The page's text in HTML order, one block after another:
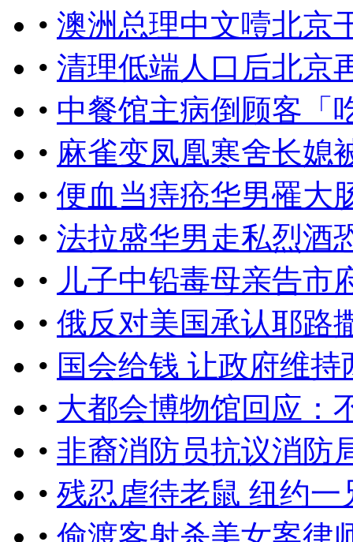
• 澳洲总理中文噎北京
• 清理低端人口后北京
• 中餐馆主病倒顾客「
• 麻雀变凤凰寒舍长媳
• 便血当痔疮华男罹大
• 法拉盛华男走私烈酒
• 儿子中铅毒母亲告市
• 俄反对美国承认耶路
• 国会给钱 让政府维持
• 大都会博物馆回应：
• 非裔消防员抗议消防
• 残忍虐待老鼠 纽约一